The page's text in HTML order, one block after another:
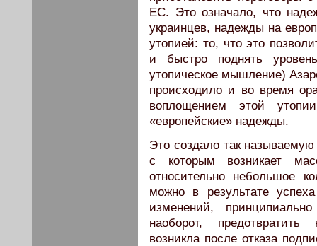
ЕС. Это означало, что
украинцев, надежды на
утопией: то, что это
и быстро поднять
утопическое мышление)
происходило и во время
воплощением этой
«европейские» надежды.
Это создало так
с которым возникает
относительно небольшое
можно в результате
изменений,
наоборот,
возникла после отказа